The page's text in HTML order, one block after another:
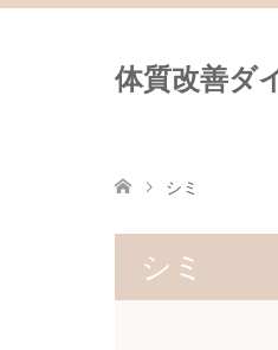
体質改善ダ
シミ
シミ